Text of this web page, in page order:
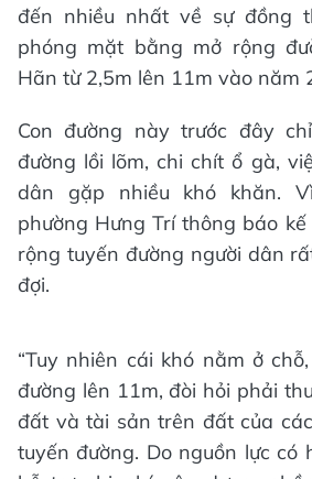
đến nhiều nhất về sự đồng
phóng mặt bằng mở rộng
Hãn từ 2,5m lên 11m vào năm
Con đường này trước đây
đường lồi lõm, chi chít ổ gà,
dân gặp nhiều khó khăn.
phường Hưng Trí thông báo
rộng tuyến đường người dân
đợi.
“Tuy nhiên cái khó nằm ở
đường lên 11m, đòi hỏi phải
đất và tài sản trên đất của
tuyến đường. Do nguồn lực có